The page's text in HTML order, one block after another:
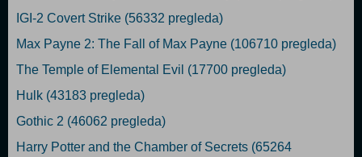
IGI-2 Covert Strike (56332 pregleda)
Max Payne 2: The Fall of Max Payne (106710 pregleda)
The Temple of Elemental Evil (17700 pregleda)
Hulk (43183 pregleda)
Gothic 2 (46062 pregleda)
Harry Potter and the Chamber of Secrets (65264